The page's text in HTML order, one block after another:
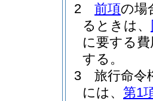
2
前項の場
るときは、
に要する
する。
3
旅行命令
には、 第1